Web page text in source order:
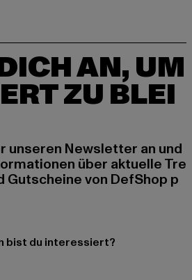
AN, UM
ZU BLEI
unseren Newsletter an und
über aktuelle Tre
Gutscheine von DefShop p
bist du interessiert?